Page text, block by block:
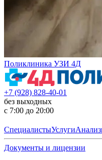
Поликлиника УЗИ 4Д
+7 (928) 828-40-01
без выходных
с 7:00 до 20:00
СпециалистыУслуги
Документы и лицензии